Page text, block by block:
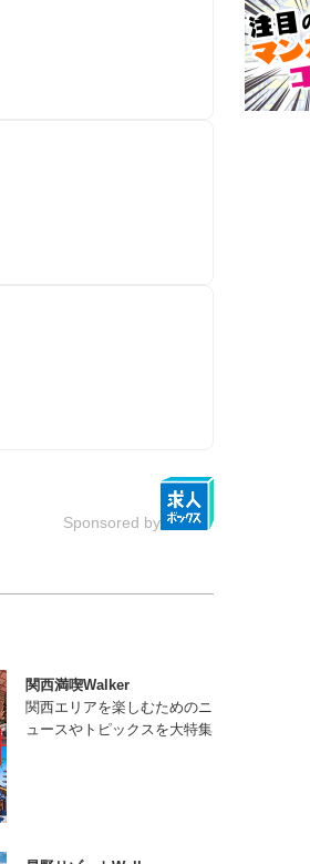
Sponsored by
関西満喫Walker
関西エリアを楽しむためのニ
ュースやトピックスを大特集